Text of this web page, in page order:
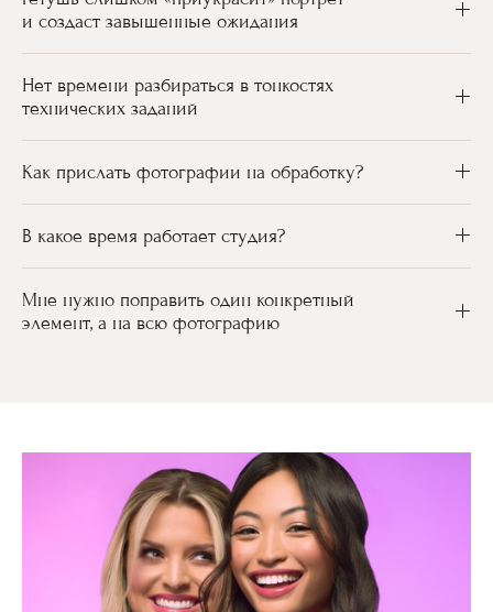
и создаст завышенные ожидания
Нет времени разбираться в тонкостях
технических заданий
Как прислать фотографии на обработку?
В какое время работает студия?
Мне нужно поправить один конкретный
элемент, а на всю фотографию